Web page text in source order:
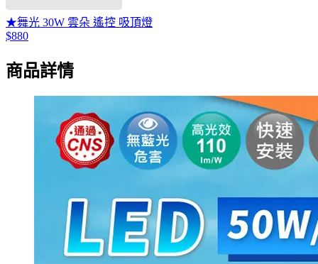
★舞光 30W 雲朵 遙控 吸頂燈
$880
商品詳情